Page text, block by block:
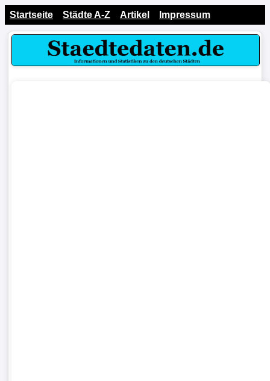
Startseite Städte A-Z Artikel Impressum